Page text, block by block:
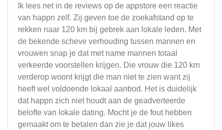
Ik lees net in de reviews op de appstore een reactie
van happn zelf. Zij geven toe de zoekafstand op te
rekken naar 120 km bij gebrek aan lokale leden. Met
de bekende scheve verhouding tussen mannen en
vrouwen snap je dat met name mannen totaal
verkeerde voorstellen krijgen. Die vrouw die 120 km
verderop woont krijgt die man niet te zien want zij
heeft wel voldoende lokaal aanbod. Het is duidelijk
dat happn zich niet houdt aan de geadverteerde
belofte van lokale dating. Mocht je de fout hebben
gemaakt om te betalen dan zie je dat jouw likes